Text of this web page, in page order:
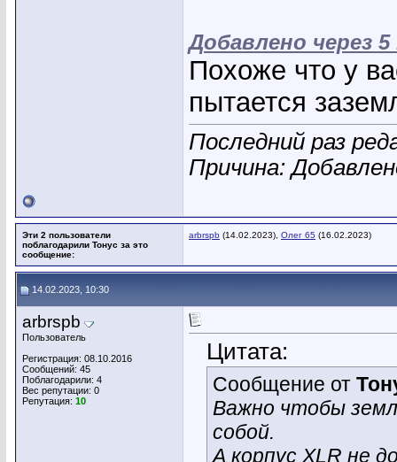
Добавлено через
Похоже что у
пытается
Последний раз
Причина:
Эти 2 пользователи
поблагодарили Тонус за это
сообщение:
arbrspb (14.02.2023), Олег 65 (16.02.2023)
14.02.2023, 10:30
arbrspb
Пользователь
Регистрация: 08.10.2016
Сообщений: 45
Поблагодарили: 4
Вес репутации: 0
Репутация: 10
Цитата:
Сообщение от
Важно чтобы
собой.
А корпус XLR не